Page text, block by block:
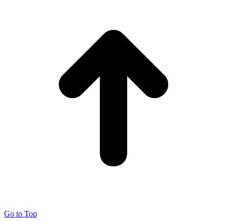
Go to Top